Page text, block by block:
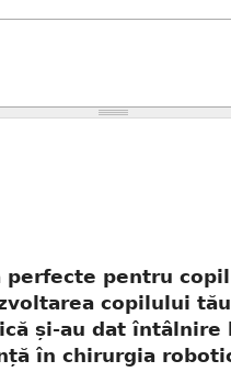
pentru
copilului tău
și-au dat întâlnire
în chirurgia